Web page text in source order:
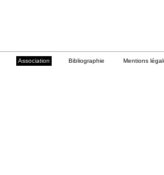
Association Bibliographie Mentions